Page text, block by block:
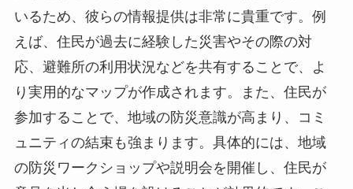
いるため、彼らの情報提供は非常に貴重です。例
えば、住民が過去に経験した災害やその際の対
応、避難所の利用状況などを共有することで、よ
り実用的なマップが作成されます。また、住民が
参加することで、地域の防災意識が高まり、コミ
ュニティの結束も強まります。具体的には、地域
の防災ワークショップや説明会を開催し、住民が